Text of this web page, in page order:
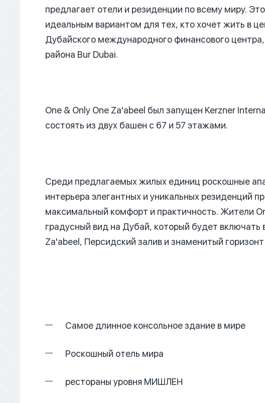
предлагает отели и резиденции по всему миру.
идеальным вариантом для тех, кто хочет жить в
Дубайского международного финансового
района Bur Dubai.
One & Only One Za'abeel был запущен Kerzner
состоять из двух башен с 67 и 57 этажами.
Среди предлагаемых жилых единиц роскошные
интерьера элегантных и уникальных резиденций
максимальный комфорт и практичность. Жители
градусный вид на Дубай, который будет
Za'abeel, Персидский залив и знаменитый
Самое длинное консольное здание в мире
Роскошный отель мира
рестораны уровня МИШЛЕН